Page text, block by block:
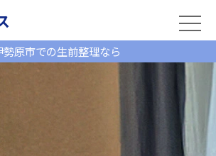
勢原市での生前整理なら